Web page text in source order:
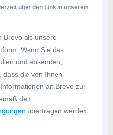
über den Link in unserem
Brevo als unsere
Wenn Sie das
und absenden,
dass die von Ihnen
an Brevo zur
den
übertragen werden